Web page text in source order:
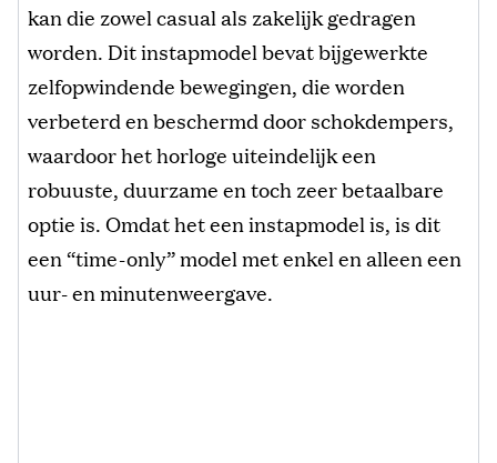
kan die zowel casual als zakelijk gedragen
worden. Dit instapmodel bevat bijgewerkte
zelfopwindende bewegingen, die worden
verbeterd en beschermd door schokdempers,
waardoor het horloge uiteindelijk een
robuuste, duurzame en toch zeer betaalbare
optie is. Omdat het een instapmodel is, is dit
een “time-only” model met enkel en alleen een
uur- en minutenweergave.